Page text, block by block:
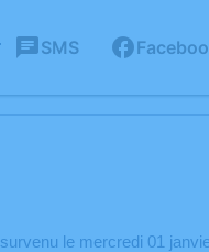
SMS
le mercredi 01